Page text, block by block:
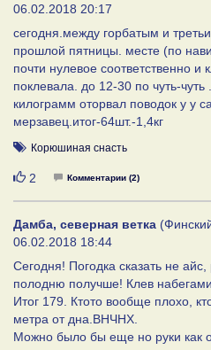
06.02.2018 20:17
сегодня.между горбатым и
прошлой пятницы. месте (по
почти нулевое соответственно и
поклевала. до 12-30 по чуть-
килограмм оторвал поводок у у
мерзавец.итог-64шт.-1,4кг
Корюшиная снасть
Нравится
2 Комментарии (2)
Дамба, северная ветка
06.02.2018 18:44
Сегодня! Погодка сказать не
полодню получше! Клев
Итог 179. Ктото вообще плохо,
метра от дна.ВНЧНХ.
Можно было бы еще но руки как